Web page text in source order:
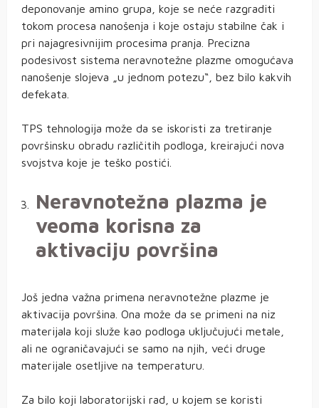
deponovanje amino grupa, koje se neće razgraditi
tokom procesa nanošenja i koje ostaju stabilne čak i
pri najagresivnijim procesima pranja. Precizna
podesivost sistema neravnotežne plazme omogućava
nanošenje slojeva „u jednom potezu“, bez bilo kakvih
defekata.
TPS tehnologija može da se iskoristi za tretiranje
površinsku obradu različitih podloga, kreirajući nova
svojstva koje je teško postići.
Neravnotežna plazma je
veoma korisna za
aktivaciju površina
Još jedna važna primena neravnotežne plazme je
aktivacija površina. Ona može da se primeni na niz
materijala koji služe kao podloga uključujući metale,
ali ne ograničavajući se samo na njih, veći druge
materijale osetljive na temperaturu.
Za bilo koji laboratorijski rad, u kojem se koristi